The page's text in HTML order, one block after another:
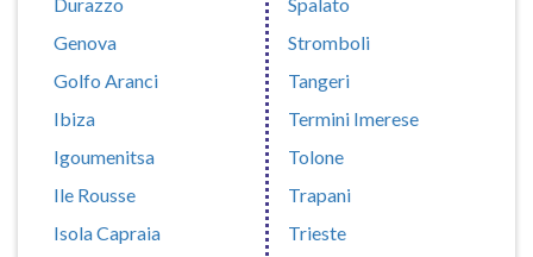
Genova
Golfo Aranci
Ibiza
Igoumenitsa
Ile Rousse
Isola Capraia
Stromboli
Tangeri
Termini Imerese
Tolone
Trapani
Trieste